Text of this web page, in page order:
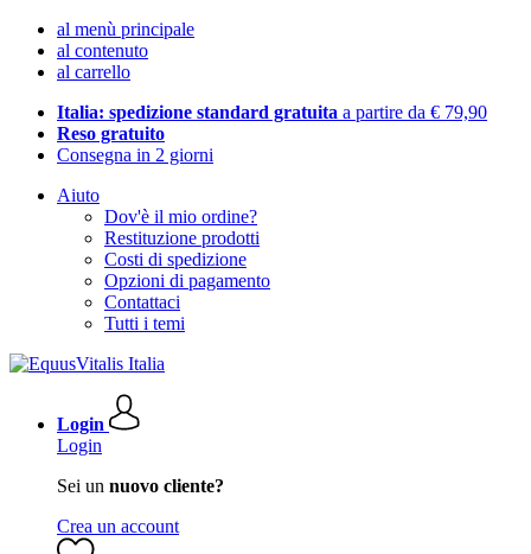
al menù principale
al contenuto
al carrello
Italia: spedizione standard gratuita a partire da € 79,90
Reso gratuito
Consegna in 2 giorni
Aiuto
Dov'è il mio ordine?
Restituzione prodotti
Costi di spedizione
Opzioni di pagamento
Contattaci
Tutti i temi
Login
Login
Sei un nuovo cliente?
Crea un account